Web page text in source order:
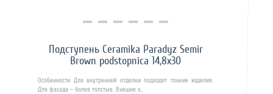
Купить в 1 клик
Подступень Ceramika Paradyz Semir
Brown podstopnica 14,8х30
Особенности Для внутренней отделки подходят тонкие изделия.
Для фасада – более толстые. Внешне к..